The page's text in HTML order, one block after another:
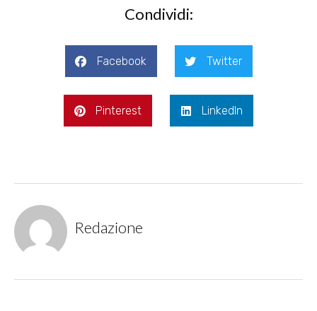
Condividi:
Facebook Twitter
Pinterest LinkedIn
Redazione